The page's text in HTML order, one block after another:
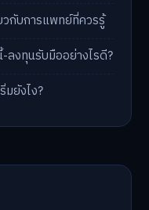
กับการแพทย์ที่ควรรู้
งทุนรับมืออย่างไรดี?
ยังไง?